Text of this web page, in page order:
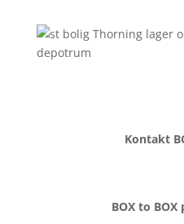
Kontakt
BOX to BOX